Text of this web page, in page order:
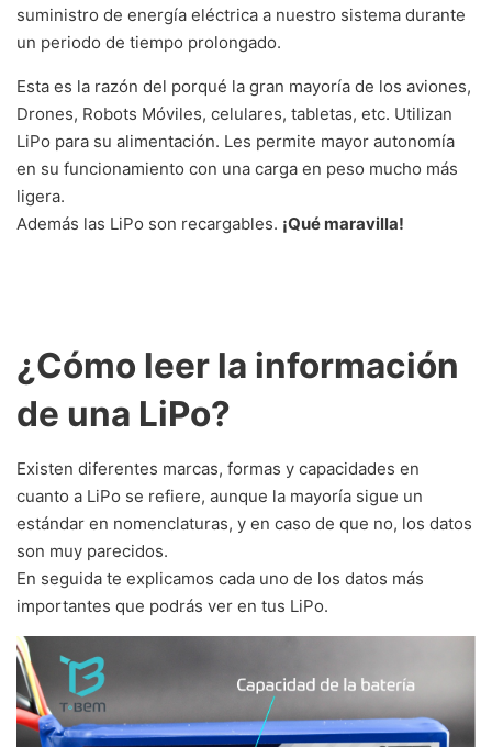
suministro de energía eléctrica a nuestro sistema durante
un periodo de tiempo prolongado.
Esta es la razón del porqué la gran mayoría de los aviones,
Drones, Robots Móviles, celulares, tabletas, etc. Utilizan
LiPo para su alimentación. Les permite mayor autonomía
en su funcionamiento con una carga en peso mucho más
ligera.
Además las LiPo son recargables. ¡Qué maravilla!
¿Cómo leer la información
de una LiPo?
Existen diferentes marcas, formas y capacidades en
cuanto a LiPo se refiere, aunque la mayoría sigue un
estándar en nomenclaturas, y en caso de que no, los datos
son muy parecidos.
En seguida te explicamos cada uno de los datos más
importantes que podrás ver en tus LiPo.